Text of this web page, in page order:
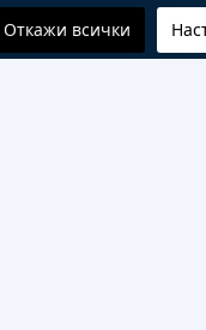
Откажи всички